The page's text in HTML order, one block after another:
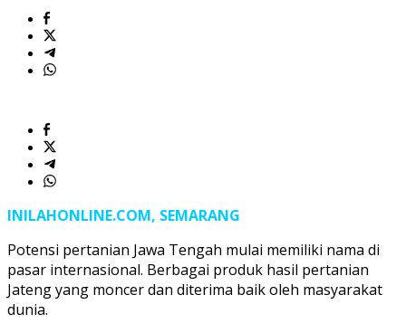
INILAHONLINE.COM, SEMARANG
Potensi pertanian Jawa Tengah mulai memiliki nama di
pasar internasional. Berbagai produk hasil pertanian
Jateng yang moncer dan diterima baik oleh masyarakat
dunia.